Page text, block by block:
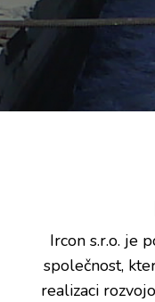
Ircon s.r.o. je
společnost,
realizaci